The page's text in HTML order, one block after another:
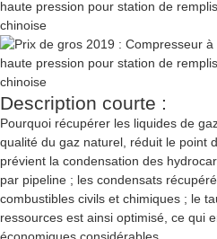
Description courte :
Pourquoi récupérer les liquides de
qualité du gaz naturel, réduit le point
prévient la condensation des
par pipeline ; les condensats
combustibles civils et chimiques ; le
ressources est ainsi optimisé, ce qui